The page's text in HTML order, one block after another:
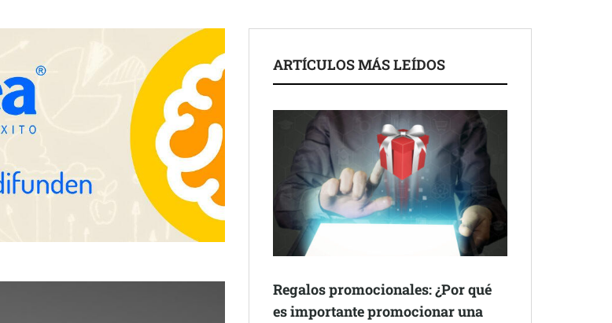
ARTÍCULOS MÁS LEÍDOS
Regalos promocionales: ¿Por qué
es importante promocionar una